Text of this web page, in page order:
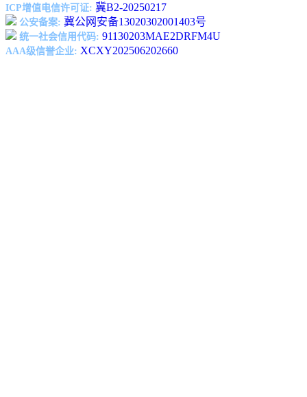
ICP增值电信许可证: 冀B2-20250217
公安备案: 冀公网安备13020302001403号
统一社会信用代码: 91130203MAE2DRFM4U
AAA级信誉企业: XCXY202506202660